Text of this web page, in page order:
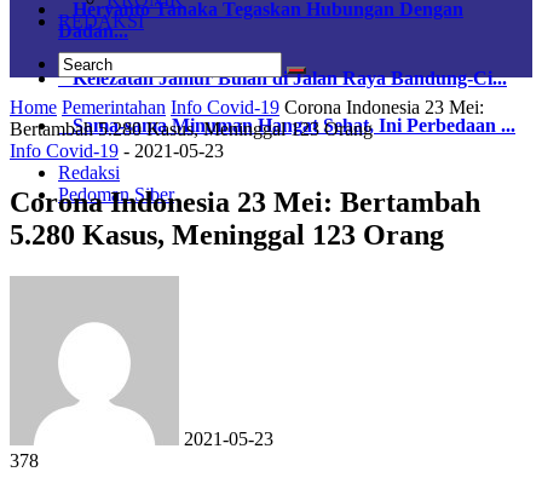
Heryanto Tanaka Tegaskan Hubungan Dengan
Dadan...
Kelezatan Jamur Bulan di Jalan Raya Bandung-Ci...
Sama-sama Minuman Hangat Sehat, Ini Perbedaan ...
Redaksi
Pedoman Siber
REDAKSI
Home Pemerintahan Info Covid-19 Corona Indonesia 23 Mei:
Bertambah 5.280 Kasus, Meninggal 123 Orang
Info Covid-19 - 2021-05-23
Corona Indonesia 23 Mei: Bertambah
5.280 Kasus, Meninggal 123 Orang
2021-05-23
378